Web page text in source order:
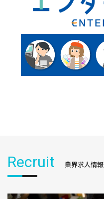
Recruit 業界求人情報